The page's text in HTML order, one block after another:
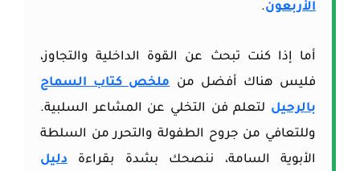
الأربعون.
أما إذا كنت تبحث عن القوة الداخلية والتجاوز،
فليس هناك أفضل منملخص كتاب السماح
بالرحيل لتعلم فن التخلي عن المشاعر السلبية.
وللتعافي من جروح الطفولة والتحرر من السلطة
الأبوية السامة، ننصحك بشدة بقراءة دليل